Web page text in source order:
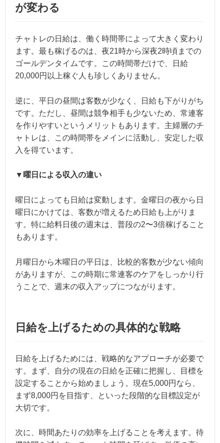
が変わる
チャトレの日給は、働く時間帯によって大きく変わり
ます。最も稼げるのは、夜21時から深夜2時頃までの
ゴールデンタイムです。この時間帯だけで、日給
20,000円以上稼ぐ人も珍しくありません。
逆に、平日の昼間は客数が少なく、日給も下がりがち
です。ただし、昼間は競争相手も少ないため、常連客
を作りやすいというメリットもあります。主婦層のチ
ャトレは、この時間帯をメインに活動し、安定した収
入を得ています。
▼曜日による収入の違い
曜日によっても日給は変動します。金曜日の夜から日
曜日にかけては、客数が増えるため日給も上がりま
す。特に給料日後の週末は、普段の2〜3倍稼げること
もあります。
月曜日から木曜日の平日は、比較的客数が少ない傾向
がありますが、この時期に常連客のケアをしっかり行
うことで、週末の収入アップにつながります。
日給を上げるための具体的な戦略
日給を上げるためには、戦略的なアプローチが必要で
す。まず、自分の現在の日給を正確に把握し、目標を
設定することから始めましょう。現在5,000円なら、
まず8,000円を目指す、といった段階的な目標設定が
大切です。
次に、時間あたりの効率を上げることを考えます。待